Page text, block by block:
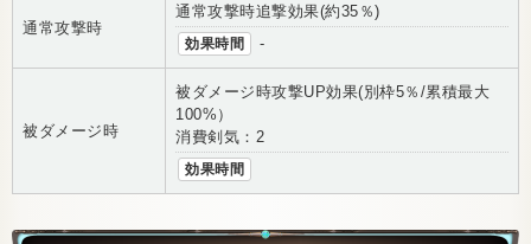
通常攻撃時
通常攻撃時追撃効果(約35％)
効果時間
-
被ダメージ時
被ダメージ時攻撃UP効果(別枠5％/累積最大
100%）
消費剣気：2
効果時間